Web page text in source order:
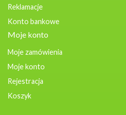
Reklamacje
Konto bankowe
Moje konto
Moje zamówienia
Moje konto
Rejestracja
Koszyk